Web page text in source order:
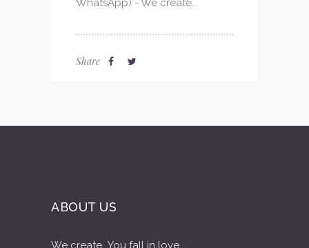
WhatsApp) - We create...
Share
ABOUT US
We create...You fall in love...